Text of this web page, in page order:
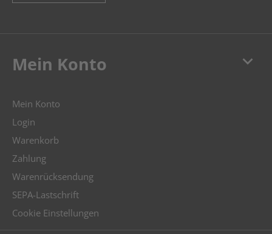
keyboard_arrow_down
Mein Konto
Mein Konto
Login
Warenkorb
Zahlung
Warenrücksendung
SEPA-Lastschrift
Cookie Einstellungen